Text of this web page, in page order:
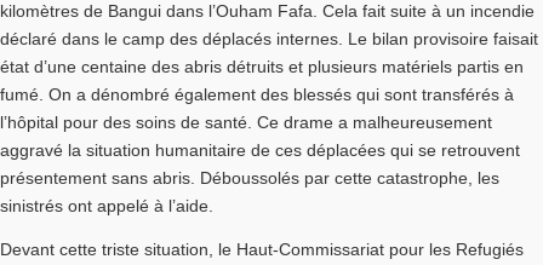
kilomètres de Bangui dans l’Ouham Fafa. Cela fait suite à un incendie
déclaré dans le camp des déplacés internes. Le bilan provisoire faisait
état d’une centaine des abris détruits et plusieurs matériels partis en
fumé. On a dénombré également des blessés qui sont transférés à
l’hôpital pour des soins de santé. Ce drame a malheureusement
aggravé la situation humanitaire de ces déplacées qui se retrouvent
présentement sans abris. Déboussolés par cette catastrophe, les
sinistrés ont appelé à l’aide.
Devant cette triste situation, le Haut-Commissariat pour les Refugiés